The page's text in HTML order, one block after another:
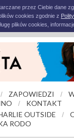
przez Ciebie dane
cookies zgodnie z
plików cookies,
/ ZAPOWIEDZI /
/
KONTAKT
OUTSIDE /
RODO